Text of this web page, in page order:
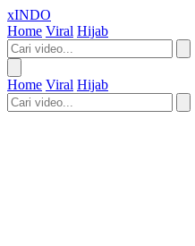
xINDO
Home Viral Hijab
Home Viral Hijab